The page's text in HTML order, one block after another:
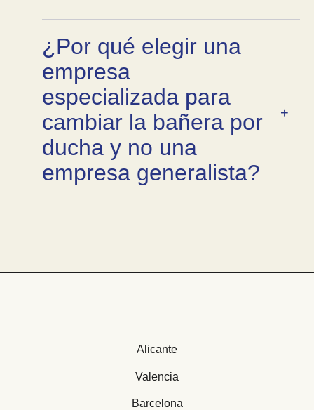
¿Por qué elegir una
empresa
especializada para
cambiar la bañera por
ducha y no una
empresa generalista?
Alicante
Valencia
Barcelona